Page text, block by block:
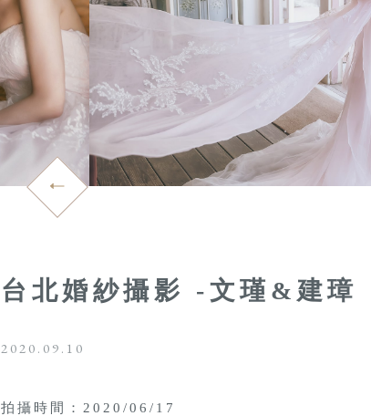
台北婚紗攝影 -文瑾&建璋
2020.09.10
拍攝時間：2020/06/17